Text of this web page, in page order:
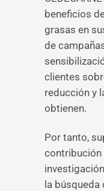
beneficios
grasas en
de
clientes
reducción y
obtienen.
Por tanto,
contribución
la